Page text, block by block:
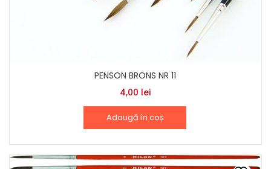
PENSON BRONS NR 11
4,00 lei
Adaugă în coș